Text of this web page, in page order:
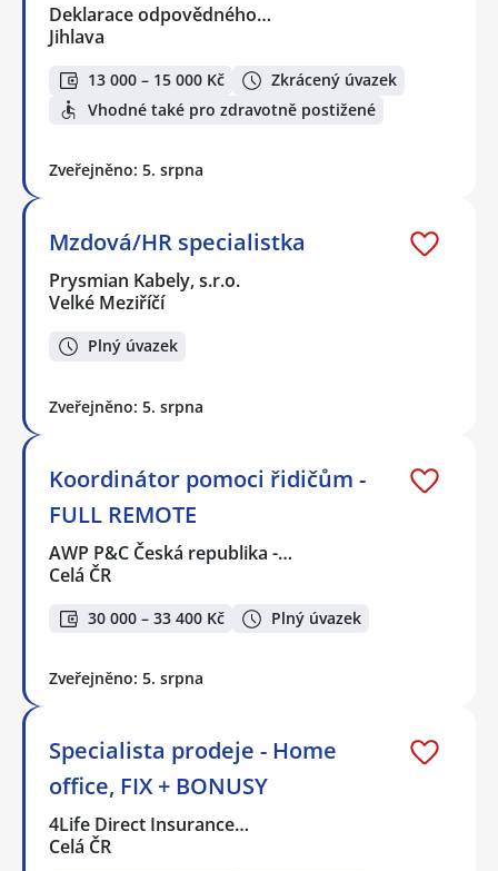
Deklarace odpovědného…
Jihlava
13 000 – 15 000 Kč
Zkrácený úvazek
Vhodné také pro zdravotně postižené
Zveřejněno: 5. srpna
Mzdová/HR specialistka
Prysmian Kabely, s.r.o.
Velké Meziříčí
Plný úvazek
Zveřejněno: 5. srpna
Koordinátor pomoci řidičům -
FULL REMOTE
AWP P&C Česká republika -…
Celá ČR
30 000 – 33 400 Kč Plný úvazek
Zveřejněno: 5. srpna
Specialista prodeje - Home
office, FIX + BONUSY
4Life Direct Insurance…
Celá ČR